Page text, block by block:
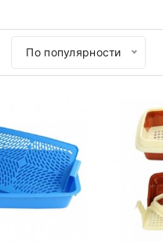
По популярности